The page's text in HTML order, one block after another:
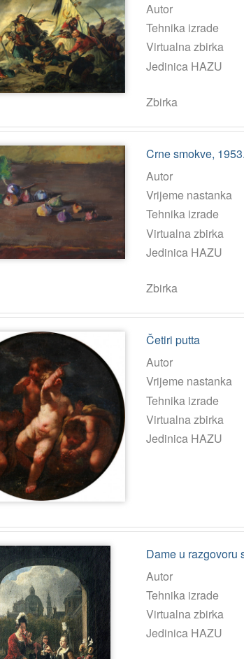
Autor
Tehnika izrade
Virtualna zbirka
Jedinica HAZU
Zbirka
Crne smokve, 1953.
Autor
Vrijeme nastanka
Tehnika izrade
Virtualna zbirka
Jedinica HAZU
Zbirka
Četiri putta
Autor
Vrijeme nastanka
Tehnika izrade
Virtualna zbirka
Jedinica HAZU
Dame u razgovoru
Autor
Tehnika izrade
Virtualna zbirka
Jedinica HAZU